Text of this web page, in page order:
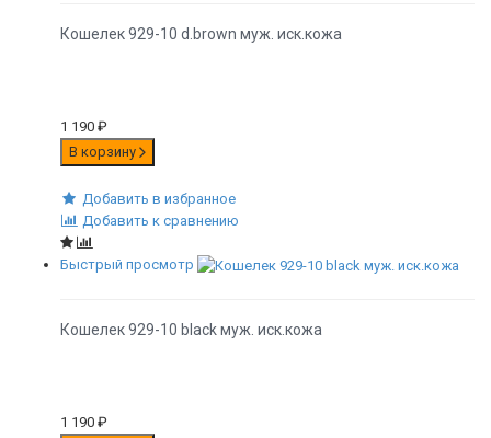
Кошелек 929-10 d.brown муж. иск.кожа
1 190 ₽
В корзину
Добавить в избранное
Добавить к сравнению
Быстрый просмотр
Кошелек 929-10 black муж. иск.кожа
1 190 ₽